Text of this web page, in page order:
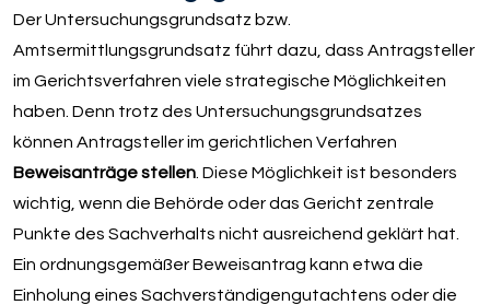
Der Untersuchungsgrundsatz bzw.
Amtsermittlungsgrundsatz führt dazu, dass Antragsteller
im Gerichtsverfahren viele strategische Möglichkeiten
haben. Denn trotz des Untersuchungsgrundsatzes
können Antragsteller im gerichtlichen Verfahren
Beweisanträge stellen. Diese Möglichkeit ist besonders
wichtig, wenn die Behörde oder das Gericht zentrale
Punkte des Sachverhalts nicht ausreichend geklärt hat.
Ein ordnungsgemäßer Beweisantrag kann etwa die
Einholung eines Sachverständigengutachtens oder die